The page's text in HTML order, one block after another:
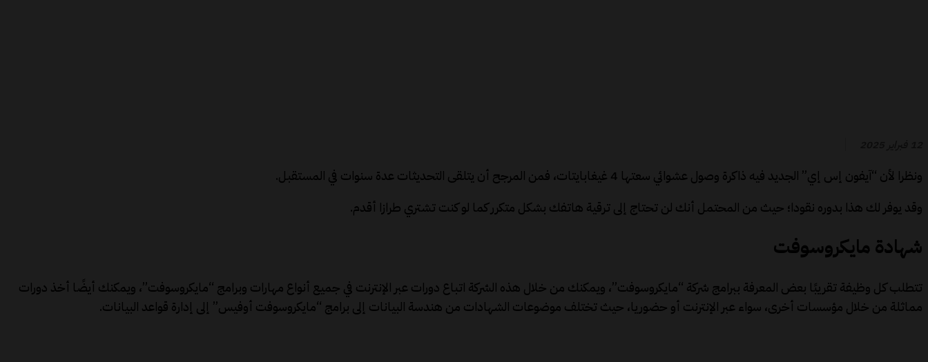
ونظرا لأن “آيفون إس إي” الجديد فيه ذاكرة وصول عشوائي سعتها 4 غيغابايتات، فمن المرجح أن يتلقى التحديثات عدة سنوات في المستقبل.
وقد يوفر لك هذا بدوره نقودا؛ حيث من المحتمل أنك لن تحتاج إلى ترقية هاتفك بشكل متكرر كما لو كنت تشتري طرازا أقدم.
شهادة مايكروسوفت
تتطلب كل وظيفة تقريبًا بعض المعرفة ببرامج شركة “مايكروسوفت”، ويمكنك من خلال هذه الشركة اتباع دورات عبر الإنترنت في جميع أنواع مهارات وبرامج “مايكروسوفت”، ويمكنك أيضًا أخذ دورات
مماثلة من خلال مؤسسات أخرى، سواء عبر الإنترنت أو حضوريا، حيث تختلف موضوعات الشهادات من هندسة البيانات إلى برامج “مايكروسوفت أوفيس” إلى إدارة قواعد البيانات.